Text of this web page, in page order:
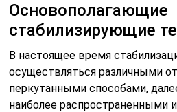
Основополагающие
стабилизирующие
В настоящее время
осуществляться различными
перкутанными способами,
наиболее распространенными